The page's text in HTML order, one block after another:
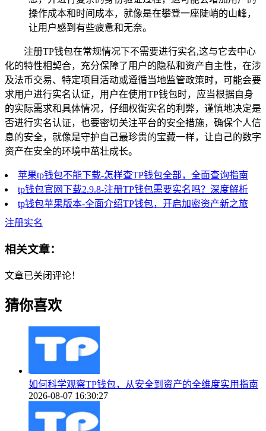
操作成本和时间成本，就像是在攀登一座陡峭的山峰，
让用户感到有些疲惫和无奈。
注册TP钱包在常规情况下不需要进行实名,这与它去中心
化的特性相契合，充分保障了用户的隐私和资产自主性，在涉
及法币交易、特定项目活动或遵循当地监管政策时，可能会要
求用户进行实名认证，用户在使用TP钱包时，应当根据自身
的实际需求和具体情况，仔细权衡实名的利弊，谨慎地决定是
否进行实名认证，也要密切关注平台的安全措施，确保个人信
息的安全，就像是守护自己最珍贵的宝藏一样，让自己的数字
资产在安全的环境中茁壮成长。
苹果tp钱包不能下载-怎样查TP钱包全部，全面查询指南
tp钱包官网下载2.9.8-注册TP钱包需要实名吗？深度解析
tp钱包苹果版本-全面介绍TP钱包，开启加密资产新之旅
注册实名
相关文章：
文章已关闭评论！
猜你喜欢
如何科学观察TP钱包，从安全到资产的全维度实用指南
2026-08-07 16:30:27